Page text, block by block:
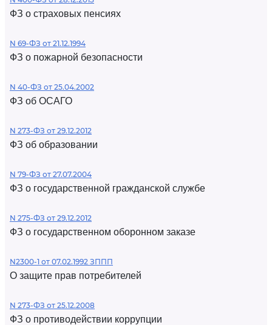
ФЗ о страховых пенсиях
N 69-ФЗ от 21.12.1994
ФЗ о пожарной безопасности
N 40-ФЗ от 25.04.2002
ФЗ об ОСАГО
N 273-ФЗ от 29.12.2012
ФЗ об образовании
N 79-ФЗ от 27.07.2004
ФЗ о государственной гражданской службе
N 275-ФЗ от 29.12.2012
ФЗ о государственном оборонном заказе
N2300-1 от 07.02.1992 ЗППП
О защите прав потребителей
N 273-ФЗ от 25.12.2008
ФЗ о противодействии коррупции